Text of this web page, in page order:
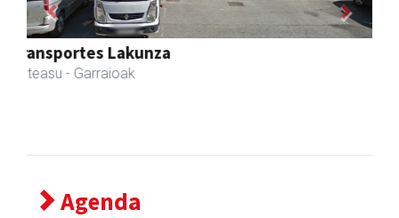
Goine esnekiak
Asteasu - Esnekiak
Previous Next
Agenda